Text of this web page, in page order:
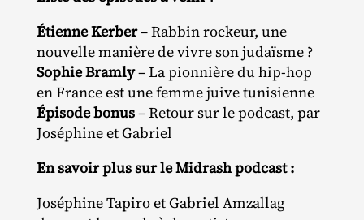
Étienne Kerber– Rabbin rockeur, une
nouvelle manière de vivre son judaïsme ?
Sophie Bramly– La pionnière du hip‐​hop
en France est une femme juive tunisienne
Épisode bonus– Retour sur le podcast, par
Joséphine et Gabriel
En savoir plus sur le Midrash podcast :
Joséphine Tapiro et Gabriel Amzallag